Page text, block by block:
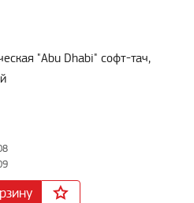
"Abu Dhabi" софт-тач,